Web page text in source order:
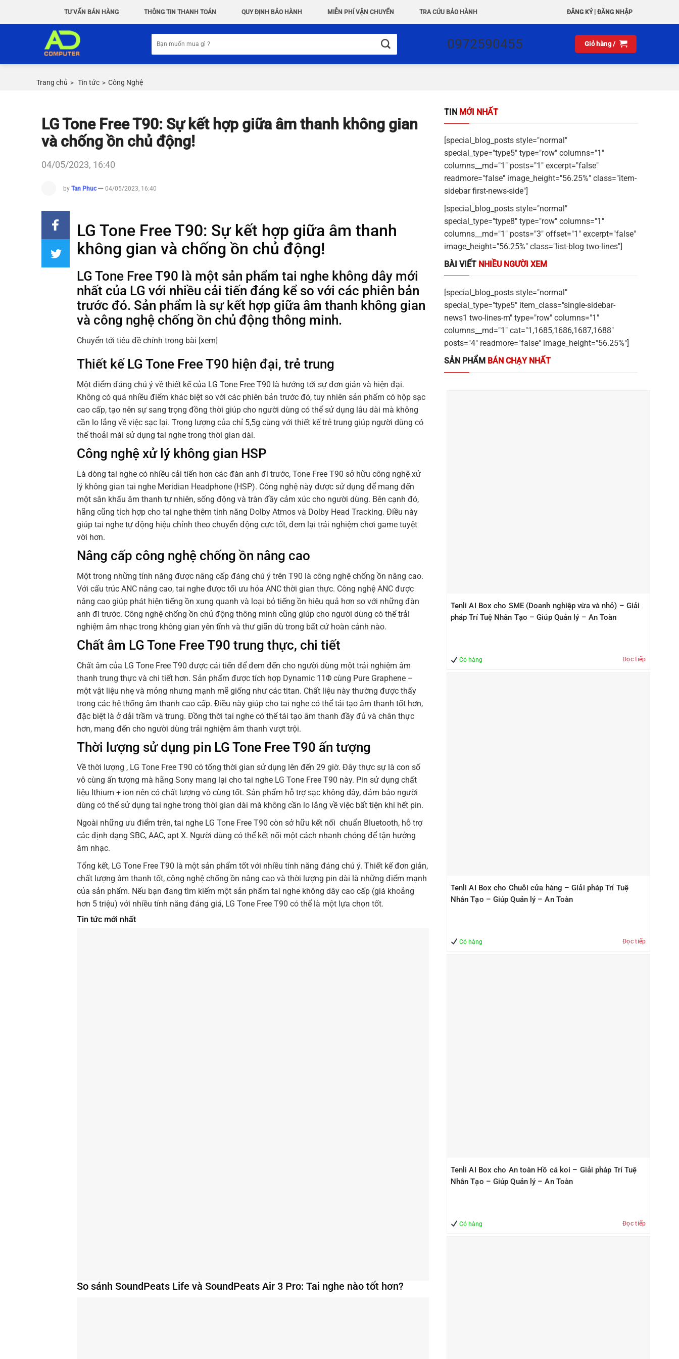
TƯ VẤN BÁN HÀNG THÔNG TIN THANH TOÁN QUY ĐỊNH BẢO HÀNH MIỄN PHÍ VẬN CHUYỂN TRA CỨU BẢO HÀNH ĐĂNG KÝ| ĐĂNG NHẬP
kiếm:
0972590455 Giỏ hàng /
Trang chủ > Tin tức > Công Nghệ
LG Tone Free T90: Sự kết hợp giữa âm thanh không gian
và chống ồn chủ động!
04/05/2023, 16:40
by Tan Phuc 04/05/2023, 16:40
LG Tone Free T90: Sự kết hợp giữa âm thanh
không gian và chống ồn chủ động!
LG Tone Free T90 là một sản phẩm tai nghe không dây mới
nhất của LG với nhiều cải tiến đáng kể so với các phiên bản
trước đó. Sản phẩm là sự kết hợp giữa âm thanh không gian
và công nghệ chống ồn chủ động thông minh.
Chuyển tới tiêu đề chính trong bài [xem]
Thiết kế LG Tone Free T90 hiện đại, trẻ trung
Một điểm đáng chú ý về thiết kế của LG Tone Free T90 là hướng tới sự đơn giản và hiện đại.
Không có quá nhiều điểm khác biệt so với các phiên bản trước đó, tuy nhiên sản phẩm có hộp sạc
cao cấp, tạo nên sự sang trọng đồng thời giúp cho người dùng có thể sử dụng lâu dài mà không
cần lo lắng về việc sạc lại. Trọng lượng của chỉ 5,5g cùng với thiết kế trẻ trung giúp người dùng có
thể thoải mái sử dụng tai nghe trong thời gian dài.
Công nghệ xử lý không gian HSP
Là dòng tai nghe có nhiều cải tiến hơn các đàn anh đi trước, Tone Free T90 sở hữu công nghệ xử
lý không gian tai nghe Meridian Headphone (HSP). Công nghệ này được sử dụng để mang đến
một sân khấu âm thanh tự nhiên, sống động và tràn đầy cảm xúc cho người dùng. Bên cạnh đó,
hãng cũng tích hợp cho tai nghe thêm tính năng Dolby Atmos và Dolby Head Tracking. Điều này
giúp tai nghe tự động hiệu chỉnh theo chuyển động cực tốt, đem lại trải nghiệm chơi game tuyệt
vời hơn.
Nâng cấp công nghệ chống ồn nâng cao
Một trong những tính năng được nâng cấp đáng chú ý trên T90 là công nghệ chống ồn nâng cao.
Với cấu trúc ANC nâng cao, tai nghe được tối ưu hóa ANC thời gian thực. Công nghệ ANC được
nâng cao giúp phát hiện tiếng ồn xung quanh và loại bỏ tiếng ồn hiệu quả hơn so với những đàn
anh đi trước. Công nghệ chống ồn chủ động thông minh cũng giúp cho người dùng có thể trải
nghiệm âm nhạc trong không gian yên tĩnh và thư giãn dù trong bất cứ hoàn cảnh nào.
Chất âm LG Tone Free T90 trung thực, chi tiết
Chất âm của LG Tone Free T90 được cải tiến để đem đến cho người dùng một trải nghiệm âm
thanh trung thực và chi tiết hơn. Sản phẩm được tích hợp Dynamic 11Φ cùng Pure Graphene –
một vật liệu nhẹ và mỏng nhưng mạnh mẽ giống như các titan. Chất liệu này thường được thấy
trong các hệ thống âm thanh cao cấp. Điều này giúp cho tai nghe có thể tái tạo âm thanh tốt hơn,
đặc biệt là ở dải trầm và trung. Đồng thời tai nghe có thể tái tạo âm thanh đầy đủ và chân thực
hơn, mang đến cho người dùng trải nghiệm âm thanh vượt trội.
Thời lượng sử dụng pin LG Tone Free T90 ấn tượng
Về thời lượng , LG Tone Free T90 có tổng thời gian sử dụng lên đến 29 giờ. Đây thực sự là con số
vô cùng ấn tượng mà hãng Sony mang lại cho tai nghe LG Tone Free T90 này. Pin sử dụng chất
liệu Ithium + ion nên có chất lượng vô cùng tốt. Sản phẩm hỗ trợ sạc không dây, đảm bảo người
dùng có thể sử dụng tai nghe trong thời gian dài mà không cần lo lắng về việc bất tiện khi hết pin.
Ngoài những ưu điểm trên, tai nghe LG Tone Free T90 còn sở hữu kết nối chuẩn Bluetooth, hỗ trợ
các định dạng SBC, AAC, apt X. Người dùng có thể kết nối một cách nhanh chóng để tận hưởng
âm nhạc.
Tổng kết, LG Tone Free T90 là một sản phẩm tốt với nhiều tính năng đáng chú ý. Thiết kế đơn giản,
chất lượng âm thanh tốt, công nghệ chống ồn nâng cao và thời lượng pin dài là những điểm mạnh
của sản phẩm. Nếu bạn đang tìm kiếm một sản phẩm tai nghe không dây cao cấp (giá khoảng
hơn 5 triệu) với nhiều tính năng đáng giá, LG Tone Free T90 có thể là một lựa chọn tốt.
Tin tức mới nhất
So sánh SoundPeats Life và SoundPeats Air 3 Pro: Tai nghe nào tốt hơn?
TIN MỚI NHẤT
[special_blog_posts style="normal"
special_type="type5" type="row" columns="1"
columns__md="1" posts="1" excerpt="false"
readmore="false" image_height="56.25%" class="item-
sidebar first-news-side"]
[special_blog_posts style="normal"
special_type="type8" type="row" columns="1"
columns__md="1" posts="3" offset="1" excerpt="false"
image_height="56.25%" class="list-blog two-lines"]
BÀI VIẾT NHIỀU NGƯỜI XEM
[special_blog_posts style="normal"
special_type="type5" item_class="single-sidebar-
news1 two-lines-m" type="row" columns="1"
columns__md="1" cat="1,1685,1686,1687,1688"
posts="4" readmore="false" image_height="56.25%"]
SẢN PHẨM BÁN CHẠY NHẤT
Tenli AI Box cho SME (Doanh nghiệp vừa và nhỏ) – Giải
pháp Trí Tuệ Nhân Tạo – Giúp Quản lý – An Toàn
Có hàng Đọc tiếp
Tenli AI Box cho Chuỗi cửa hàng – Giải pháp Trí Tuệ
Nhân Tạo – Giúp Quản lý – An Toàn
Có hàng Đọc tiếp
Tenli AI Box cho An toàn Hồ cá koi – Giải pháp Trí Tuệ
Nhân Tạo – Giúp Quản lý – An Toàn
Có hàng Đọc tiếp